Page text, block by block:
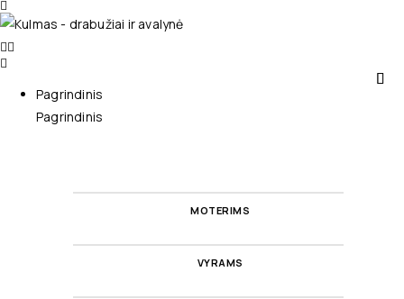
Pagrindinis
Pagrindinis
MOTERIMS
VYRAMS